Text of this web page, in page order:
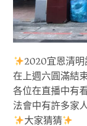
2020宜恩清
在上週六圓滿結
各位在直播中有
法會中有許多家
大家猜猜